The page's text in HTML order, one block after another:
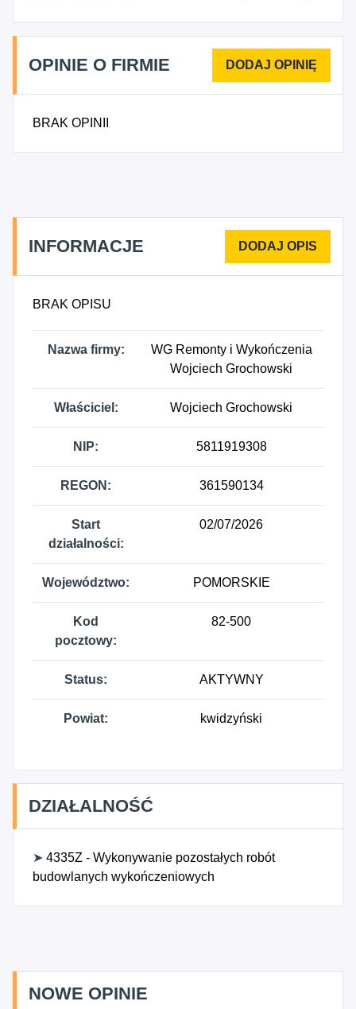
Wykonywanie pozostałych robót budowlanych
wykończeniowych.
OPINIE O FIRMIE
BRAK OPINII
INFORMACJE
BRAK OPISU
Nazwa firmy:
WG Remonty i Wykończenia
Wojciech Grochowski
Właściciel: Wojciech Grochowski
NIP: 5811919308
REGON: 361590134
Start
działalności:
02/07/2026
Województwo: POMORSKIE
Kod
pocztowy:
82-500
Status: AKTYWNY
Powiat: kwidzyński
DZIAŁALNOŚĆ
➤ 4335Z - Wykonywanie pozostałych robót
budowlanych wykończeniowych
NOWE OPINIE